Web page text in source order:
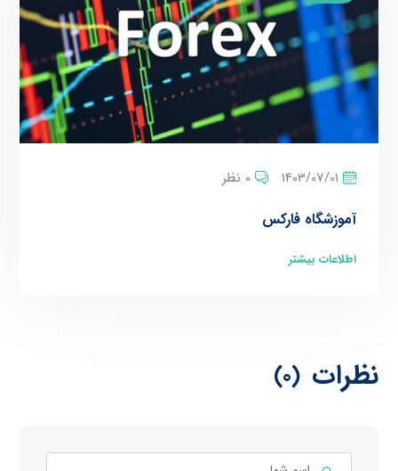
1403/07/01 0 نظر
آموزشگاه فارکس
اطلاعات بیشتر
نظرات (0)